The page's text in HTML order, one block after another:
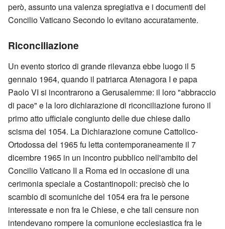
però, assunto una valenza spregiativa e i documenti del
Concilio Vaticano Secondo lo evitano accuratamente.
Riconciliazione
Un evento storico di grande rilevanza ebbe luogo il 5
gennaio 1964, quando il patriarca Atenagora I e papa
Paolo VI si incontrarono a Gerusalemme: il loro "abbraccio
di pace" e la loro dichiarazione di riconciliazione furono il
primo atto ufficiale congiunto delle due chiese dallo
scisma del 1054. La Dichiarazione comune Cattolico-
Ortodossa del 1965 fu letta contemporaneamente il 7
dicembre 1965 in un incontro pubblico nell'ambito del
Concilio Vaticano II a Roma ed in occasione di una
cerimonia speciale a Costantinopoli: precisò che lo
scambio di scomuniche del 1054 era fra le persone
interessate e non fra le Chiese, e che tali censure non
intendevano rompere la comunione ecclesiastica fra le